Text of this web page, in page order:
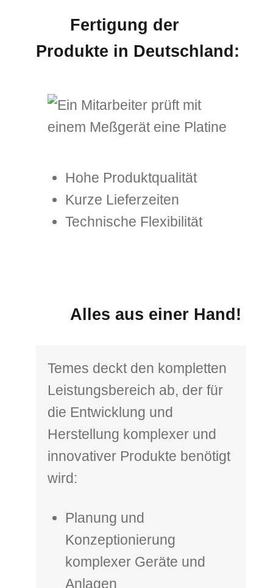
Fertigung der
Produkte in Deutschland:
Hohe Produktqualität
Kurze Lieferzeiten
Technische Flexibilität
Alles aus einer Hand!
Temes deckt den kompletten
Leistungsbereich ab, der für
die Entwicklung und
Herstellung komplexer und
innovativer Produkte benötigt
wird:
Planung und
Konzeptionierung
komplexer Geräte und
Anlagen